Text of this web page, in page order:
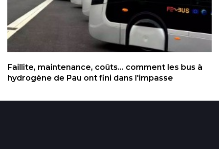
Faillite, maintenance, coûts... comment les bus à
hydrogène de Pau ont fini dans l'impasse